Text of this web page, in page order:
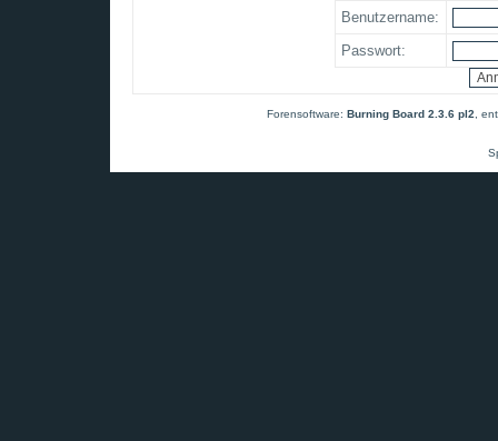
Benutzername:
Passwort:
Forensoftware: Burning Board 2.3.6 pl2 ,